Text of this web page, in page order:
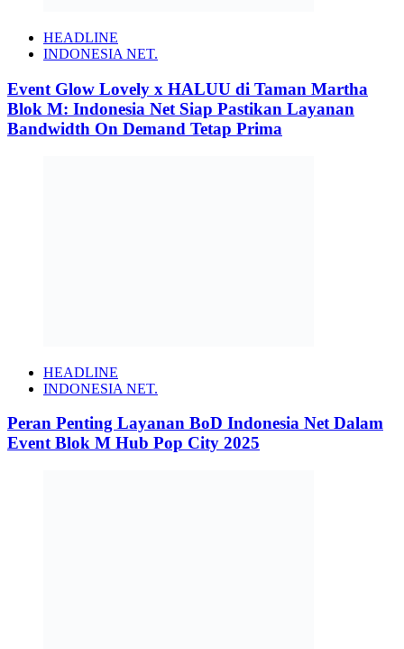
HEADLINE
INDONESIA NET.
Event Glow Lovely x HALUU di Taman Martha
Blok M: Indonesia Net Siap Pastikan Layanan
Bandwidth On Demand Tetap Prima
HEADLINE
INDONESIA NET.
Peran Penting Layanan BoD Indonesia Net Dalam
Event Blok M Hub Pop City 2025